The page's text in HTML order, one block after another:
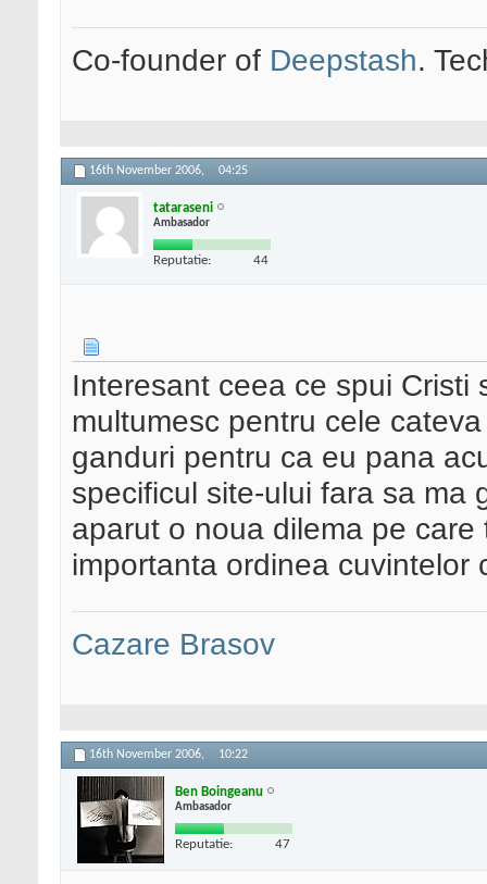
Co-founder of Deepstash.
16th November 2006, 04:25
tataraseni
Ambasador
Reputatie: 44
Interesant ceea ce spui Cristi
multumesc pentru cele
ganduri pentru ca eu pana
specificul site-ului fara sa ma
aparut o noua dilema pe
importanta ordinea cuvintelor
Cazare Brasov
16th November 2006, 10:22
Ben Boingeanu
Ambasador
Reputatie: 47